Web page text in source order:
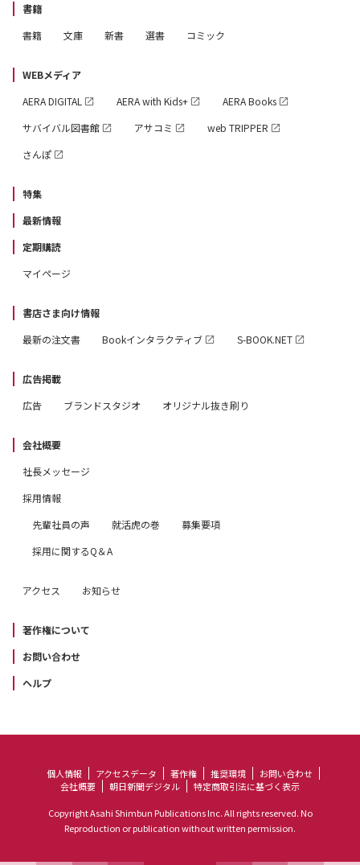
書籍
書籍
文庫 新書 選書 コミック
WEBメディア
AERA DIGITAL
AERA with Kids+
AERA Books
サバイバル図書館
アサコミ
web TRIPPER
さんぽ
特集
最新情報
定期購読
マイページ
書店さま向け情報
最新の注文書
Bookインタラクティブ S-BOOK.NET
広告掲載
広告
ブランドスタジオ オリジナル抜き刷り
会社概要
社長メッセージ
採用情報
先輩社員の声
就活虎の巻
募集要項
採用に関するQ＆A
アクセス お知らせ
著作権について
お問い合わせ
ヘルプ
個人情報 アクセスデータ 著作権 推奨環境
お問い合わせ
会社概要
朝日新聞デジタル 特定商取引法に基づく表示
Copyright Asahi Shimbun Publications Inc. All rights reserved. No
Reproduction or publication without written permission.